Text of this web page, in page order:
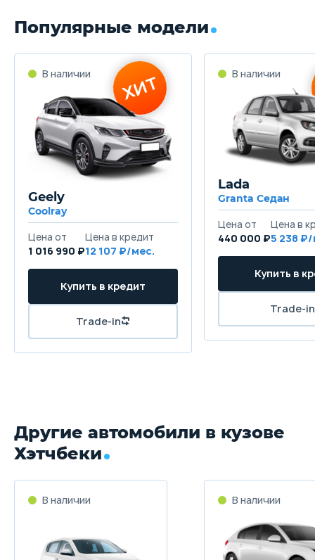
Популярные модели
Geely
Coolray
1 016 990 ₽12 107
Lada
Granta Седан
440 000 ₽5 238
Другие автомобили в кузове
Хэтчбеки